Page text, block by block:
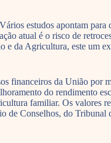
estudos apontam para
atual é o risco de
e da Agricultura, este um
financeiros da União por
do rendimento
familiar. Os valores
de Conselhos, do Tribunal